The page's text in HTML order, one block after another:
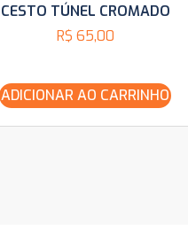
CESTO TÚNEL CROMADO
R$ 65,00
ADICIONAR AO CARRINHO